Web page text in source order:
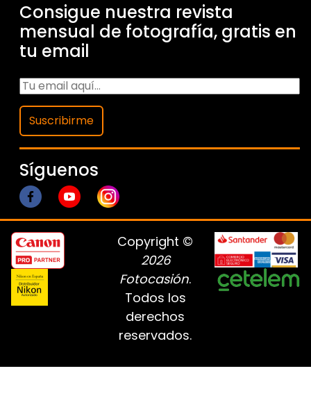
Consigue nuestra revista
mensual de fotografía, gratis en
tu email
Suscribirme
Síguenos
Copyright ©
2026
Fotocasión.
Todos los
derechos
reservados.